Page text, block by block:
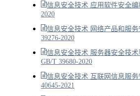
信息安全技术 应用软件安全编
2020
信息安全技术 网络产品和服
39276-2020
信息安全技术 服务器安全技术
GB/T 39680-2020
信息安全技术 互联网信息服
40645-2021